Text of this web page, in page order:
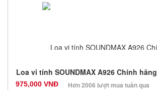
Số lượng: 100
Loa vi tính SOUNDMAX A926 Chính hãng
975,000 VNĐ Hơn 2006 lượt mua tuần qua